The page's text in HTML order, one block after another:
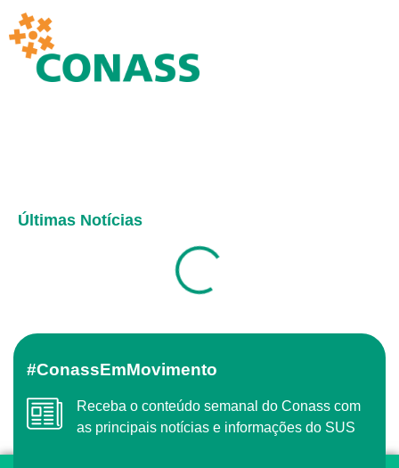
Últimas Notícias
#ConassEmMovimento
Receba o conteúdo semanal do Conass com
as principais notícias e informações do SUS